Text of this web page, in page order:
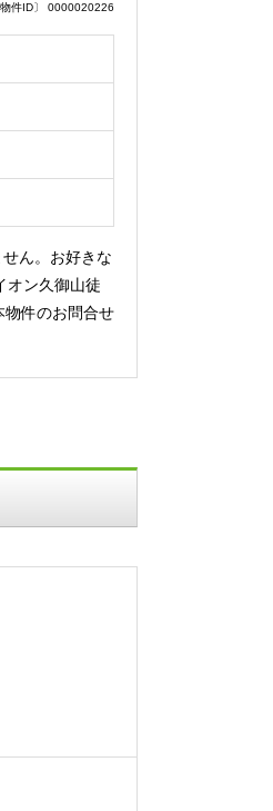
物件ID〕 0000020226
ん。お好きな
ン久御山徒
件のお問合せ